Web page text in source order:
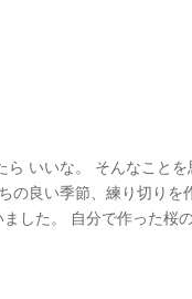
ら いいな。 そんなことを
の良い季節、練り切りを
した。 自分で作った桜